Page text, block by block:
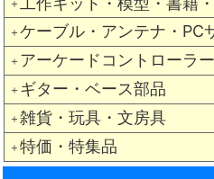
＋
＋ ケーブル・アンテナ・PC
＋ アーケードコントローラ
＋ ギター・ベース部品
＋ 雑貨・玩具・文房具
＋ 特価・特集品